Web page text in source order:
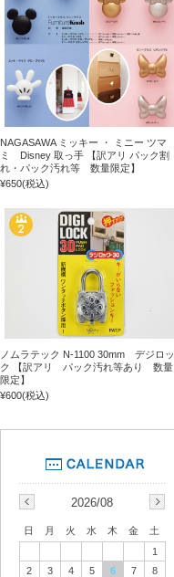
NAGASAWA ミッキー ・ ミニー ツマ
ミ Disney 取っ手 【訳アリ パック割
れ・パック汚れ等 数量限定】
¥650(税込)
ノムラテック N-1100 30mm デジロッ
ク 【訳アリ パック汚れ等あり 数量
限定】
¥600(税込)
2026/08
日 月 火 水 木 金
土
1
2
3 4 5 6 7
8